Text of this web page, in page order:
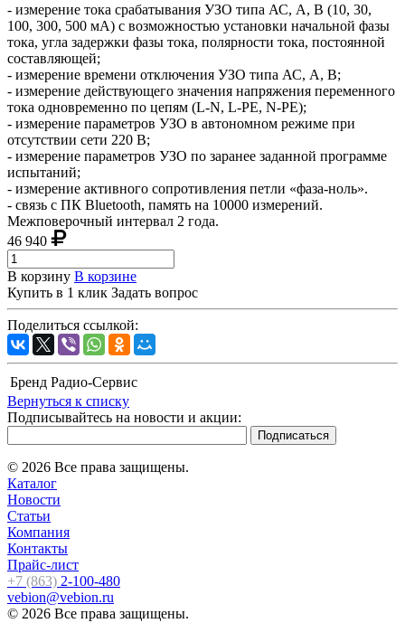
- измерение тока срабатывания УЗО типа АС, А, В (10, 30,
100, 300, 500 мА) с возможностью установки начальной фазы
тока, угла задержки фазы тока, полярности тока, постоянной
составляющей;
- измерение времени отключения УЗО типа АС, А, В;
- измерение действующего значения напряжения переменного
тока одновременно по цепям (L-N, L-PE, N-PE);
- измерение параметров УЗО в автономном режиме при
отсутствии сети 220 В;
- измерение параметров УЗО по заранее заданной программе
испытаний;
- измерение активного сопротивления петли «фаза-ноль».
- связь с ПК Bluetooth, память на 10000 измерений.
Межповерочный интервал 2 года.
46 940
В корзину В корзине
Купить в 1 клик Задать вопрос
Поделиться ссылкой:
Бренд Радио-Сервис
Вернуться к списку
Подписывайтесь на новости и акции:
© 2026 Все права защищены.
Каталог
Новости
Статьи
Компания
Контакты
Прайс-лист
+7 (863) 2-100-480
vebion@vebion.ru
© 2026 Все права защищены.